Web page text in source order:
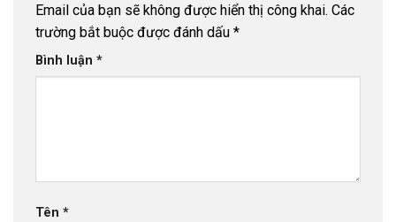
Email của bạn sẽ không được hiển thị công khai. Các
trường bắt buộc được đánh dấu *
Bình luận *
Tên *